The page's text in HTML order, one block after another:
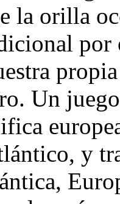
la orilla
por
Un
y